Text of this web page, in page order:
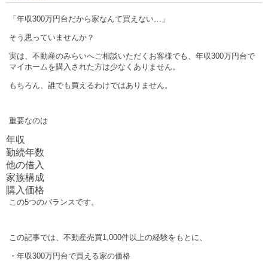
「年収300万円台だから家なんて買えない…」
そう思っていませんか？
実は、不動産のみらいへご相談いただくお客様でも、年収300万円台で
マイホームを購入された方は少なくありません。
もちろん、誰でも買えるわけではありません。
重要なのは
年収
勤続年数
他の借入
家族構成
購入価格
この5つのバランスです。
この記事では、不動産売買1,000件以上の経験をもとに、
・年収300万円台で買える家の価格